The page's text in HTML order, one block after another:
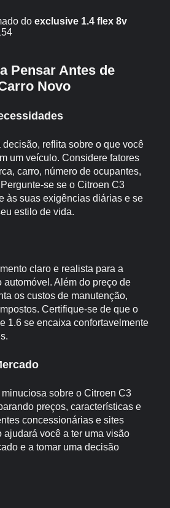
doexclusive 1.4 flex 8v
Pensar Antes de
Novo
reflita sobre o que você
um veículo. Considere fatores
carro, número de ocupantes,
se se o Citroen C3
às suas exigências diárias e se
estilo de vida.
claro e realista para a
automóvel. Além do preço de
os custos de manutenção,
Certifique-se de que o
1.6 se encaixa confortavelmente
sobre o Citroen C3
preços, características e
concessionárias e sites
você a ter uma visão
e a tomar uma decisão